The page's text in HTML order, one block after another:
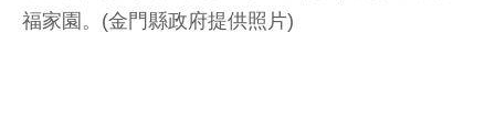
福家園。(金門縣政府提供照片)